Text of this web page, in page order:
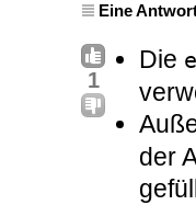
Eine
1
Die
der